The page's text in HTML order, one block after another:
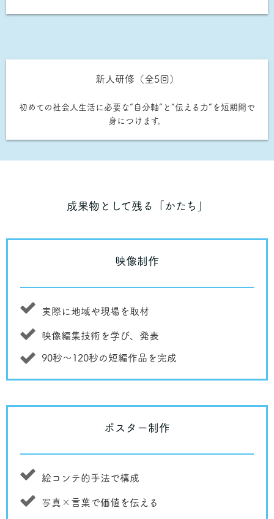
新人研修（全5回）
初めての社会人生活に必要な“自分軸”と“伝える力”を短期間で
身につけます。
成果物として残る「かたち」
映像制作
実際に地域や現場を取材
映像編集技術を学び、発表
90秒〜120秒の短編作品を完成
ポスター制作
絵コンテ的手法で構成
写真×言葉で価値を伝える